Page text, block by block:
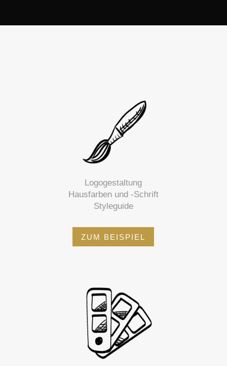
Logogestaltung
Hausfarben und -Schrift
Styleguide
ZUM BEISPIEL